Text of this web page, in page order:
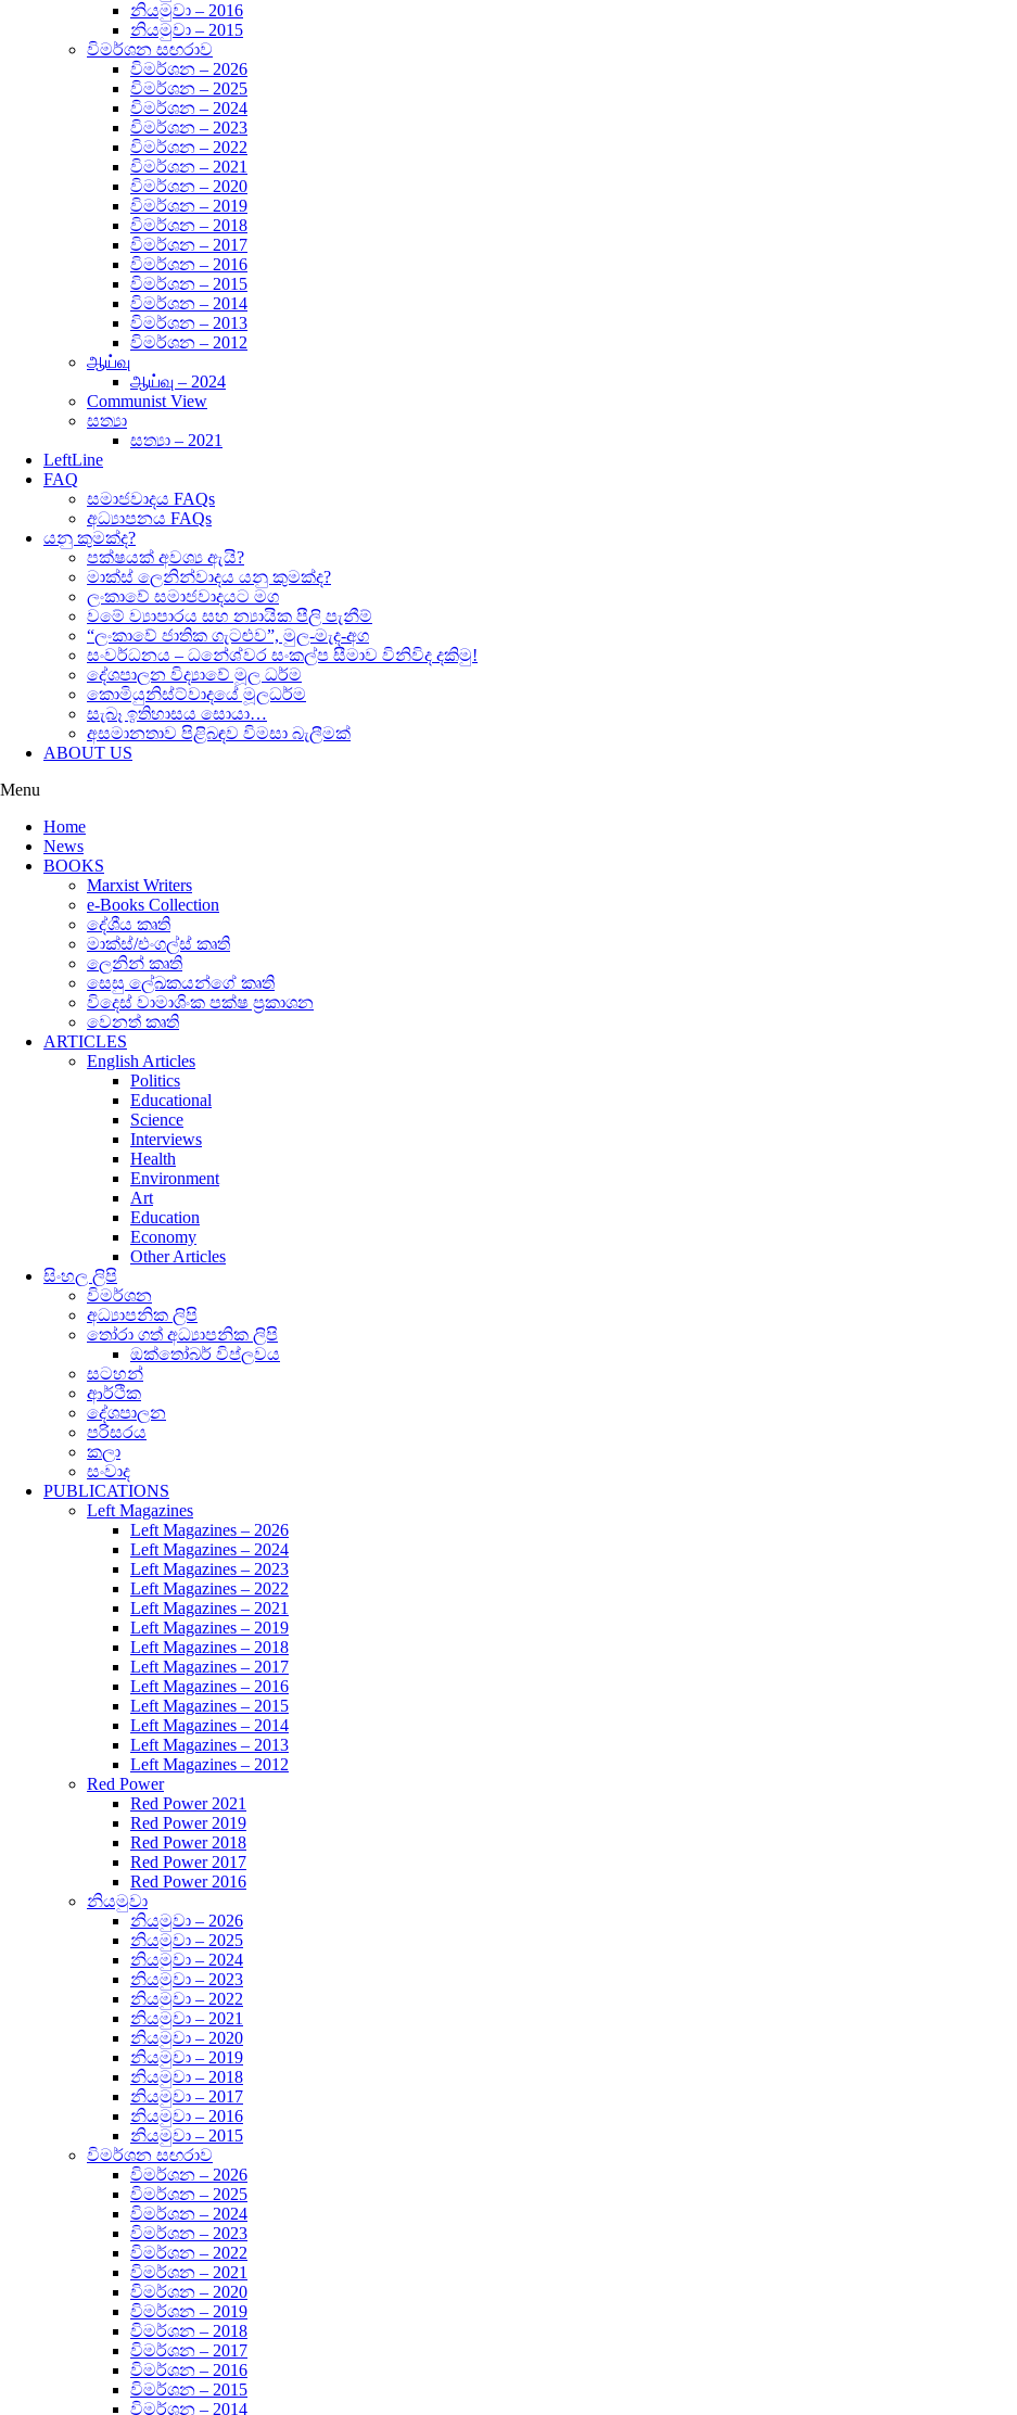
නියමුවා – 2016
නියමුවා – 2015
විමර්ශන ස ඟරාව
විමර්ශන – 2026
විමර්ශන – 2025
විමර්ශන – 2024
විමර්ශන – 2023
විමර්ශන – 2022
විමර්ශන – 2021
විමර්ශන – 2020
විමර්ශන – 2019
විමර්ශන – 2018
විමර්ශන – 2017
විමර්ශන – 2016
විමර්ශන – 2015
විමර්ශන – 2014
විමර්ශන – 2013
විමර්ශන – 2012
ஆய்வு
ஆய்வு – 2024
Communist View
සත්‍යා
සත්‍යා – 2021
LeftLine
FAQ
සමාජවාදය FAQs
අධ්‍යාපනය FAQs
යනු කුමක්ද?
පක්ෂයක් අවශ්‍ය ඇයි?
මාක්ස් ලෙනින්වාදය යනු කුමක්ද?
ලංකාවේ සමාජවාදයට මග
වමේ ව්‍යාපාරය සහ න්‍යායික පීලි පැනීම්
“ලංකාවේ ජාතික ගැටළුව”, මුල-මැද-අග
සංවර්ධනය – ධනේශ්වර සංකල්ප සීමාව විනිවිද දකිමු!
දේශපාලන විද්‍යාවේ මූල ධර්ම
කොමියුනිස්ට්වාදයේ මූලධර්ම
සැබෑ ඉතිහාසය සොයා…
අසමානතාව පිළිබඳව විමසා බැලීමක්
ABOUT US
Menu
Home
News
BOOKS
Marxist Writers
e-Books Collection
දේශීය කෘති
මාක්ස්/එංගල්ස් කෘති
ලෙනින් කෘති
සෙසු ලේඛකයන්ගේ කෘති
විදෙස් වාමාශිංක පක්ෂ ප්‍රකාශන
වෙනත් කෘති
ARTICLES
English Articles
Politics
Educational
Science
Interviews
Health
Environment
Art
Education
Economy
Other Articles
සිංහල ලිපි
විමර්ශන
අධ්‍යාපනික ලිපි
තෝරා ගත් අධ්‍යාපනික ලිපි
ඔක්තෝබර් විප්ලවය
සටහන්
ආර්ථික
දේශපාලන
පරිසරය
කලා
සංවාද
PUBLICATIONS
Left Magazines
Left Magazines – 2026
Left Magazines – 2024
Left Magazines – 2023
Left Magazines – 2022
Left Magazines – 2021
Left Magazines – 2019
Left Magazines – 2018
Left Magazines – 2017
Left Magazines – 2016
Left Magazines – 2015
Left Magazines – 2014
Left Magazines – 2013
Left Magazines – 2012
Red Power
Red Power 2021
Red Power 2019
Red Power 2018
Red Power 2017
Red Power 2016
නියමුවා
නියමුවා – 2026
නියමුවා – 2025
නියමුවා – 2024
නියමුවා – 2023
නියමුවා – 2022
නියමුවා – 2021
නියමුවා – 2020
නියමුවා – 2019
නියමුවා – 2018
නියමුවා – 2017
නියමුවා – 2016
නියමුවා – 2015
විමර්ශන ස ඟරාව
විමර්ශන – 2026
විමර්ශන – 2025
විමර්ශන – 2024
විමර්ශන – 2023
විමර්ශන – 2022
විමර්ශන – 2021
විමර්ශන – 2020
විමර්ශන – 2019
විමර්ශන – 2018
විමර්ශන – 2017
විමර්ශන – 2016
විමර්ශන – 2015
විමර්ශන – 2014